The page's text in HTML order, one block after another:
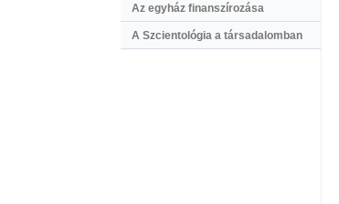
Az egyház finanszírozása
A Szcientológia a társadalomban